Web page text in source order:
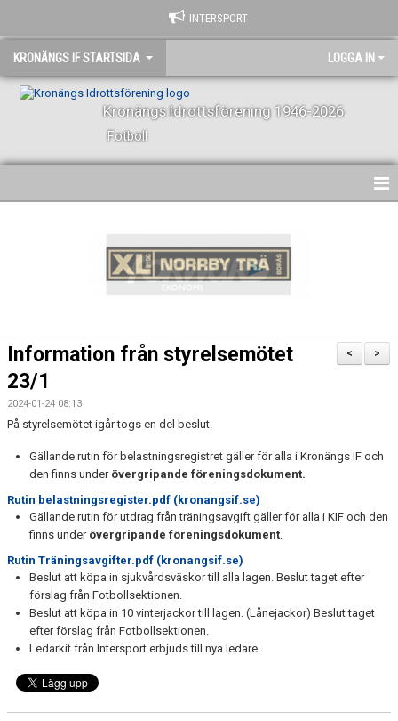
INTERSPORT
KRONÄNGS IF STARTSIDA LOGGA IN
Kronängs Idrottsförening 1946-2026
Fotboll
VÅRA LAG OCH LEDARE
KANSLI, STYRELSE OCH SEKTIONER
TRÄNINGSSCHEMA
DOKUMENT
TRÄNINGSKLÄDER O SPORTLEVERANTÖR
SAMARBETSPARTNERS
KIF PÅ FACEBOOK
>
<
Information från styrelsemötet
23/1
2024-01-24 08:13
På styrelsemötet igår togs en del beslut.
Gällande rutin för belastningsregistret gäller för alla i Kronängs IF och
den finns under övergripande föreningsdokument.
Rutin belastningsregister.pdf (kronangsif.se)
Gällande rutin för utdrag från träningsavgift gäller för alla i KIF och den
finns under övergripande föreningsdokument.
Rutin Träningsavgifter.pdf (kronangsif.se)
Beslut att köpa in sjukvårdsväskor till alla lagen. Beslut taget efter
förslag från Fotbollsektionen.
Beslut att köpa in 10 vinterjackor till lagen. (Lånejackor) Beslut taget
efter förslag från Fotbollsektionen.
Ledarkit från Intersport erbjuds till nya ledare.